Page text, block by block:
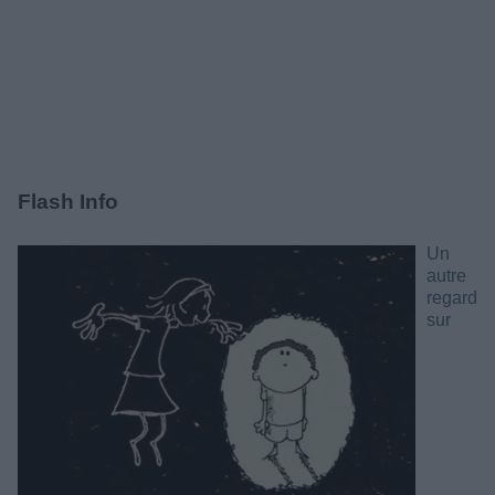
Flash Info
Un
autre
regard
sur